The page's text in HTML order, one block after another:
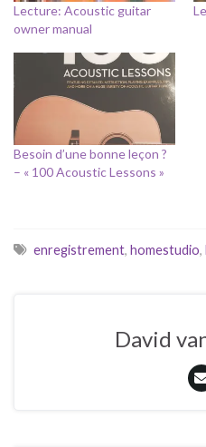
Lecture: Acoustic guitar
owner manual
Besoin d’une bonne leçon ?
– « 100 Acoustic Lessons »
enregistrement, homestudio,
David